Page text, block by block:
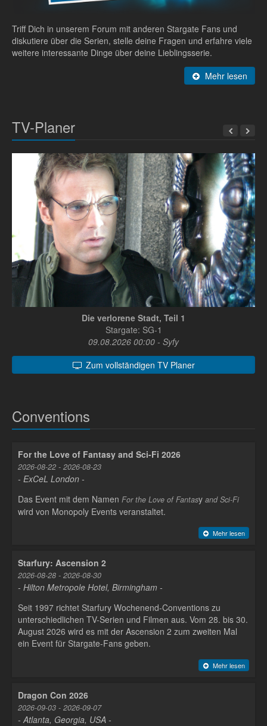
Triff Dich in unserem Forum mit anderen Stargate Fans und
diskutiere über die Serien, stelle deine Fragen und erfahre viele
weitere interessante Dinge über deine Lieblingsserie.
Mehr lesen
TV-Planer
Die verlorene Stadt, Teil 1
Stargate: SG-1
09.08.2026 00:00 - Syfy
Zum vollständigen TV Planer
Conventions
For the Love of Fantasy and Sci-Fi 2026
2026-08-22 - 2026-08-23
- ExCeL London -
Das Event mit dem Namen For the Love of Fantasy and Sci-Fi
wird von Monopoly Events veranstaltet.
Mehr lesen
Starfury: Ascension 2
2026-08-28 - 2026-08-30
- Hilton Metropole Hotel, Birmingham -
Seit 1997 richtet Starfury Wochenend-Conventions zu
unterschiedlichen TV-Serien und Filmen aus. Vom 28. bis 30.
August 2026 wird es mit der Ascension 2 zum zweiten Mal
ein Event für Stargate-Fans geben.
Mehr lesen
Dragon Con 2026
2026-09-03 - 2026-09-07
- Atlanta, Georgia, USA -